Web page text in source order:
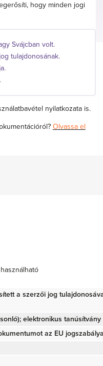
hogy minden jogi
Svájcban volt.
tulajdonosának.
nyilatkozata is.
Olvassa el
a szerzői jog
elektronikus tanúsítvány
az EU